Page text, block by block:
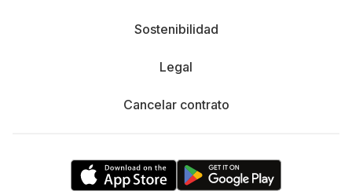
Sostenibilidad
Legal
Cancelar contrato